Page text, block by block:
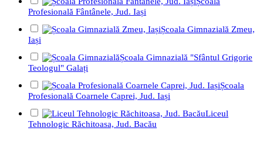
Profesională Fântânele, Jud. Iași
Școala Gimnazială Zmeu,
Iași
Școala Gimnazială "Sfântul Grigorie
Teologul" Galați
Școala
Profesională Coarnele Caprei, Jud. Iași
Liceul
Tehnologic Răchitoasa, Jud. Bacău